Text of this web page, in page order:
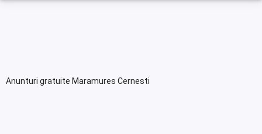
Anunturi gratuite Maramures Cernesti